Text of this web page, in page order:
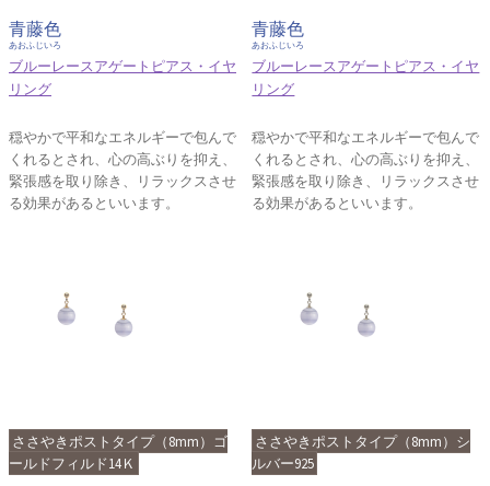
青藤色
あおふじいろ
ブルーレースアゲートピアス・イヤ
リング
穏やかで平和なエネルギーで包んで
くれるとされ、心の高ぶりを抑え、
緊張感を取り除き、リラックスさせ
る効果があるといいます。
青藤色
あおふじいろ
ブルーレースアゲートピアス・イヤ
リング
穏やかで平和なエネルギーで包んで
くれるとされ、心の高ぶりを抑え、
緊張感を取り除き、リラックスさせ
る効果があるといいます。
ささやきポストタイプ（8mm）ゴ
ールドフィルド14Ｋ
ささやきポストタイプ（8mm）シ
ルバー925